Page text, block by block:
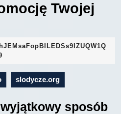
Twojej
slodycze.org
sposób